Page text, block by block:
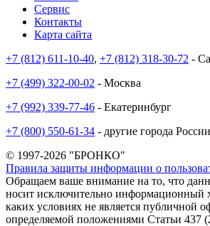
Сервис
Контакты
Карта сайта
+7 (812) 611-10-40, +7 (812) 318-30-72 -
+7 (499) 322-00-02 - Москва
+7 (992) 339-77-46 - Екатеринбург
+7 (800) 550-61-34 - другие города России
© 1997-2026 "БРОНКО"
Правила защиты информации о
Обращаем ваше внимание на то, что
носит исключительно информационный
каких условиях не является публичной
определяемой положениями Статьи 437